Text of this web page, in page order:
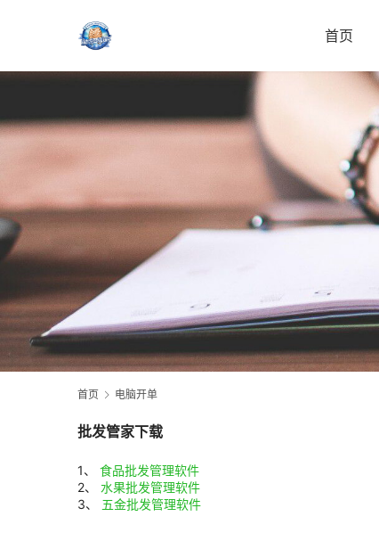
首页
首页 电脑开单
批发管家下载
1、 食品批发管理软件
2、 水果批发管理软件
3、 五金批发管理软件